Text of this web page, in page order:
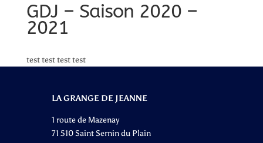
GDJ – Saison 2020 –
2021
test test test test
LA GRANGE DE JEANNE
1 route de Mazenay
71 510 Saint Sernin du Plain